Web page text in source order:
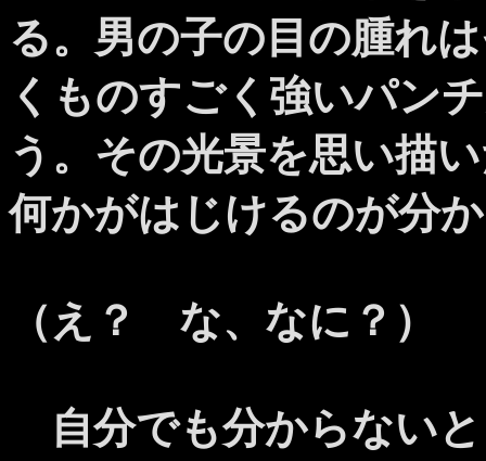
る。男の子の目の腫れ
くものすごく強いパン
う。その光景を思い描
何かがはじけるのが分
（え？ な、なに？）
自分でも分からない